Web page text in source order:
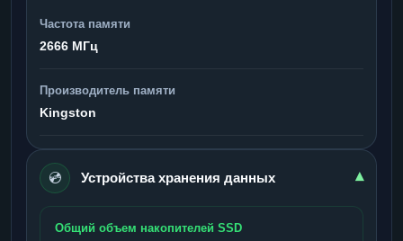
Частота памяти
2666 МГц
Производитель памяти
Kingston
💿 Устройства хранения данных ▾
Общий объем накопителей SSD